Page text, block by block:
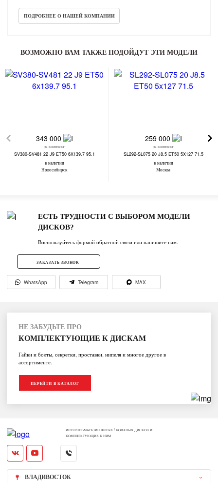
ПОДРОБНЕЕ О НАШЕЙ КОМПАНИИ
ВОЗМОЖНО ВАМ ТАКЖЕ ПОДОЙДУТ ЭТИ МОДЕЛИ
343 000
за комплект
SV380-SV481 22 J9 ET50 6X139.7 95.1
в наличии
Новосибирск
259 000
за комплект
SL292-SL075 20 J8.5 ET50 5X127 71.5
в наличии
Москва
ЕСТЬ ТРУДНОСТИ С ВЫБОРОМ МОДЕЛИ
ДИСКОВ?
Воспользуйтесь формой обратной связи или напишите нам.
ЗАКАЗАТЬ ЗВОНОК
WhatsApp Telegram MAX
НЕ ЗАБУДЬТЕ ПРО
КОМПЛЕКТУЮЩИЕ К ДИСКАМ
Гайки и болты, секретки, проставки, нипеля и многое другое в
ассортименте.
ПЕРЕЙТИ В КАТАЛОГ
ИНТЕРНЕТ-МАГАЗИН ЛИТЫХ / КОВАНЫХ ДИСКОВ И
КОМПЛЕКТУЮЩИХ К НИМ
ВЛАДИВОСТОК